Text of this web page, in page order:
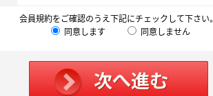
会員規約をご確認のうえ下記にチェックして下さい。
同意します
同意しません